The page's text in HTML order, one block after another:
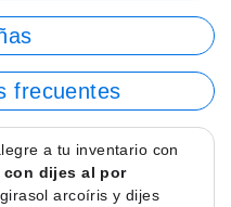
frecuentes
a tu inventario con
dijes al por
arcoíris y dijes